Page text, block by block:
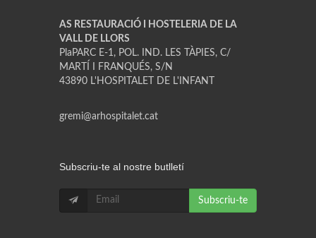
AS RESTAURACIÓ I HOSTELERIA DE LA
VALL DE LLORS
PlaPARC E-1, POL. IND. LES TÀPIES, C/
MARTÍ I FRANQUÉS, S/N
43890 L'HOSPITALET DE L'INFANT
gremi@arhospitalet.cat
Subscriu-te al nostre butlletí
Subscriu-te